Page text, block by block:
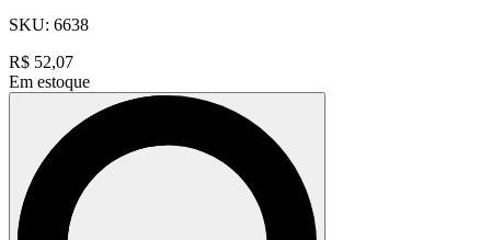
SKU: 6638
R$ 52,07
Em estoque